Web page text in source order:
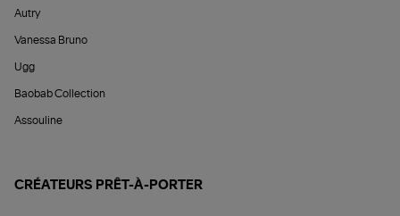
Autry
Vanessa Bruno
Ugg
Baobab Collection
Assouline
CRÉATEURS PRÊT-À-PORTER